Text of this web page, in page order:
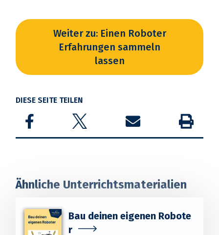
Weiter zu: Einen Roboter
Erfahrungen sammeln
lassen
DIESE SEITE TEILEN
Share on FacebookShare on TwitterShare by email Drucken
Ähnliche Unterrichtsmaterialien
Bau deinen eigenen Robote
r